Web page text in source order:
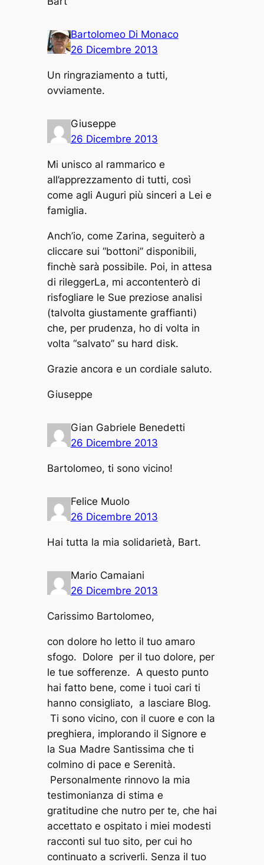
Bartolomeo Di Monaco
26 Dicembre 2013
Un ringraziamento a tutti,
ovviamente.
Giuseppe
26 Dicembre 2013
Mi unisco al rammarico e
all’apprezzamento di tutti, così
come agli Auguri più sinceri a Lei e
famiglia.
Anch’io, come Zarina, seguiterò a
cliccare sui “bottoni” disponibili,
finchè sarà possibile. Poi, in attesa
di rileggerLa, mi accontenterò di
risfogliare le Sue preziose analisi
(talvolta giustamente graffianti)
che, per prudenza, ho di volta in
volta “salvato” su hard disk.
Grazie ancora e un cordiale saluto.
Giuseppe
Gian Gabriele Benedetti
26 Dicembre 2013
Bartolomeo, ti sono vicino!
Felice Muolo
26 Dicembre 2013
Hai tutta la mia solidarietà, Bart.
Mario Camaiani
26 Dicembre 2013
Carissimo Bartolomeo,
con dolore ho letto il tuo amaro
sfogo. Dolore per il tuo dolore, per
le tue sofferenze. A questo punto
hai fatto bene, come i tuoi cari ti
hanno consigliato, a lasciare Blog.
Ti sono vicino, con il cuore e con la
preghiera, implorando il Signore e
la Sua Madre Santissima che ti
colmino di pace e Serenità.
Personalmente rinnovo la mia
testimonianza di stima e
gratitudine che nutro per te, che hai
accettato e ospitato i miei modesti
racconti sul tuo sito, per cui ho
continuato a scriverli. Senza il tuo